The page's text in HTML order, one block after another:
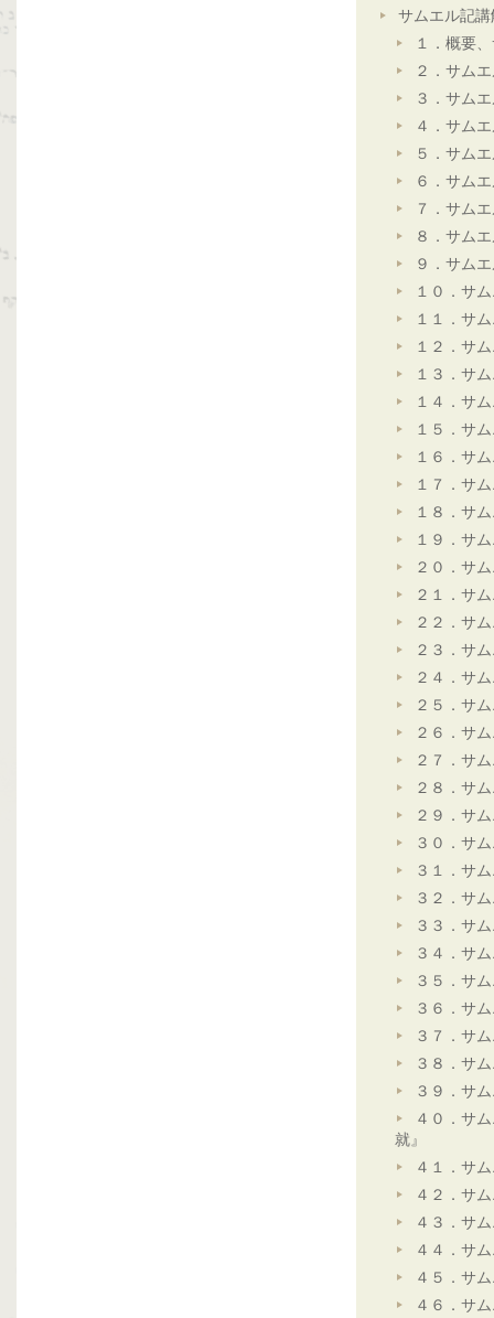
サムエル記講
１．概要
２．サム
３．サム
４．サム
５．サム
６．サム
７．サム
８．サム
９．サム
１０．サ
１１．サ
１２．サ
１３．サ
１４．サ
１５．サ
１６．サ
１７．サ
１８．サ
１９．サ
２０．サ
２１．サ
２２．サ
２３．サ
２４．サ
２５．サ
２６．サ
２７．サ
２８．サ
２９．サ
３０．サ
３１．サ
３２．サ
３３．サ
３４．サ
３５．サ
３６．サ
３７．サ
３８．サ
３９．サ
４０．サ
就』
４１．サ
４２．サ
４３．サ
４４．サ
４５．サ
４６．サ